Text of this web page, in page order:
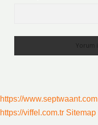
https://www.septwaant.com
https://viffel.com.tr Sitemap